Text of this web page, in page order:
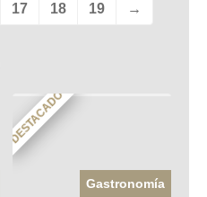
17 18 19 →
DESTACADO
Gastronomía